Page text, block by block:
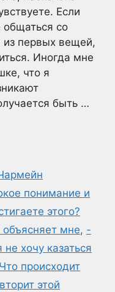
Если
общаться со
из первых вещей,
Иногда мне
что я
быть …
понимание и
этого?
мне, -
хочу казаться
происходит
этой